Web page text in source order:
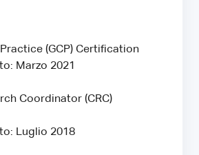
(GCP) Certification
Marzo 2021
Coordinator (CRC)
Luglio 2018